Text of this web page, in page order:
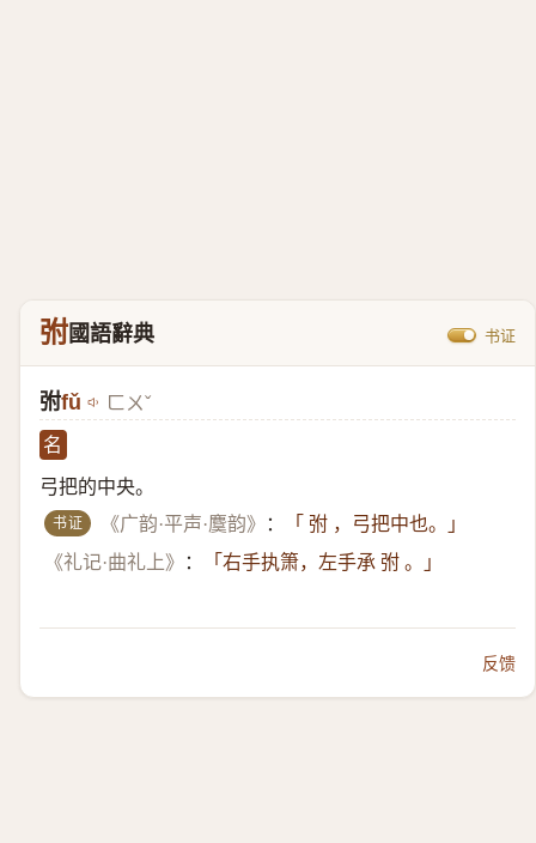
弣國語辭典 书证
弣fǔ ㄈㄨˇ
名
弓把的中央。
书证 《广韵·平声·麌韵》 ：
「 弣 ，弓把中也。」
《礼记·曲礼上》
： 「右手执箫，左手承 弣 。」
反馈